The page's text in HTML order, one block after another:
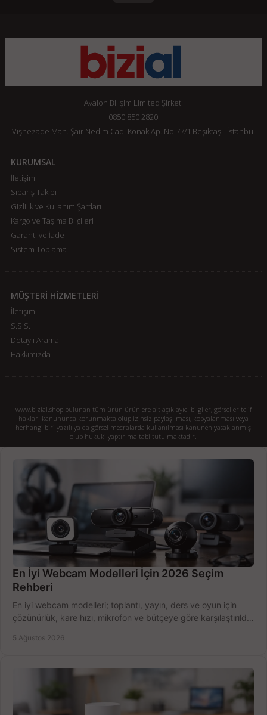
Avalon Bilişim Limited Şirketi
0850 850 2820
Vişnezade Mah. Şair Nedim Cad. Konak Ap. No:77/1 Beşiktaş - İstanbul
KURUMSAL
İletişim
Sipariş Takibi
Gizlilik ve Kullanım Şartları
Kargo ve Taşıma Bilgileri
Garanti ve İade
Sistem Toplama
MÜŞTERİ HİZMETLERİ
İletişim
S.S.S.
Detaylı Arama
Hakkımızda
www.bizial.shop bulunan tüm ürün ürünlere ait açıklayıcı bilgiler, görseller telif
hakları kanununca korunmakta olup izinsiz paylaşılması, kopyalanması veya
herhangi biri yazılı ya da görsel mecralarda kullanılması kanunen yasaklanmış
olup hukuki yaptırıma tabi tutulmaktadır.
En İyi Webcam Modelleri İçin 2026 Seçim
Rehberi
En iyi webcam modelleri; toplantı, yayın, ders ve oyun için
çözünürlük, kare hızı, mikrofon ve bütçeye göre karşılaştırıldı.
5 Ağustos 2026